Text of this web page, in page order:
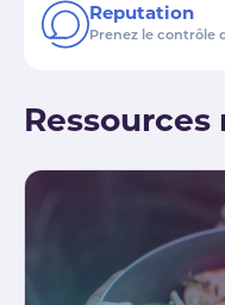
Reputation
Prenez le contrôle